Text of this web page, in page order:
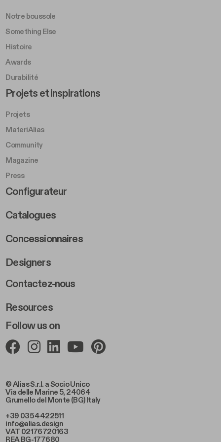
© Alias S.r.l. a Socio Unico
Via delle Marine 5, 24064
Grumello del Monte (BG) Italy
+39 035 4422511
info@alias.design
VAT 02176720163
REA BG-177680
Notre boussole
Something Else
Histoire
Awards
Durabilité
Follow us on
Footer Left Middle B
Projets et inspirations
Projets
MateriAlias
Community
Magazine
Press
Footer Right Middle B
Configurateur
Catalogues
Concessionnaires
Designers
Footer Right 2
Contactez-nous
Resources